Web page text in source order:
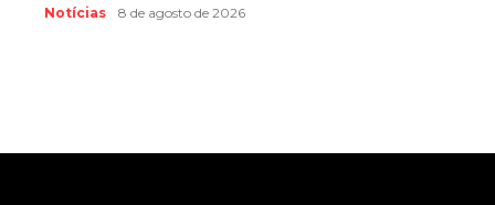
Notícias 8 de agosto de 2026